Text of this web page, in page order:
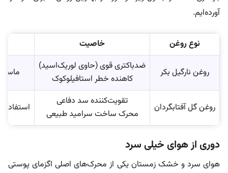
آورده‌ایم.
نوع روغن خاصیت
روغن نارگیل بکر
ضدباکتری قوی (حاوی لوریک‌اسید)
کاهنده خطر استافیلوکوک
روغن گل آفتابگردان
تقویت‌کننده سد دفاعی
محرک ساخت سرامید طبیعی
استفاده
دوری از هوای خیلی سرد
هوای سرد و خشک زمستان یکی از محرک‌های اصلی اگزمای پوستی